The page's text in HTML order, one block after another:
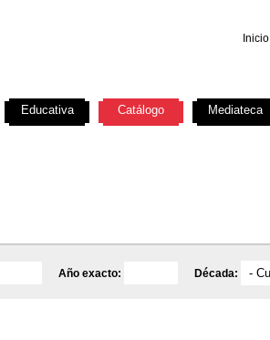
Inicio
Año exacto: Década:
Educativa Catálogo Mediateca